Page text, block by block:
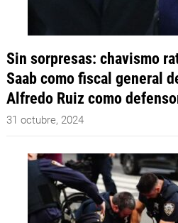
Sin sorpresas: chavismo
Saab como fiscal general
Alfredo Ruiz como
31 octubre, 2024